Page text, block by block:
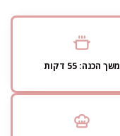
משך הכנה: 55 דקות